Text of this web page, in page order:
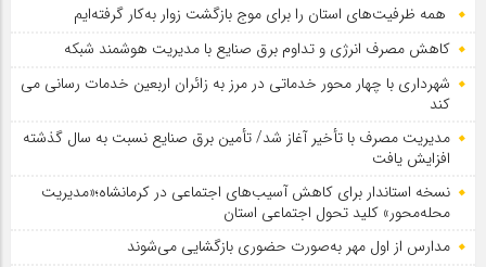
همه ظرفیت‌های استان را برای موج بازگشت زوار به‌کار گرفته‌ایم
کاهش مصرف انرژی و تداوم برق صنایع با مدیریت هوشمند شبکه
شهرداری با چهار محور خدماتی در مرز به زائران اربعین خدمات رسانی می
کند
مدیریت مصرف با تأخیر آغاز شد/ تأمین برق صنایع نسبت به سال گذشته
افزایش یافت
نسخه استاندار برای کاهش آسیب‌های اجتماعی در کرمانشاه؛«مدیریت
محله‌محور» کلید تحول اجتماعی استان
مدارس از اول مهر به‌صورت حضوری بازگشایی می‌شوند